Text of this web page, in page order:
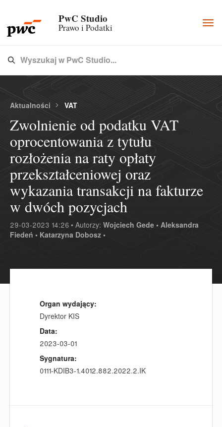
PwC Studio
Prawo i Podatki
Type 3 or more characters for results.
Wyszukaj w PwC Studio...
Aktualności VAT
Zwolnienie od podatku VAT
oprocentowania z tytułu
rozłożenia na raty opłaty
przekształceniowej oraz
wykazania transakcji na fakturze
w dwóch pozycjach
29-03-2023 14:26 • Autorzy: Wojciech Gede • Aleksandra
Fiedeń • Katarzyna Dobosz •
Organ wydający:
Dyrektor KIS
Data:
2023-03-01
Sygnatura:
0111-KDIB3-1.4012.882.2022.2.IK